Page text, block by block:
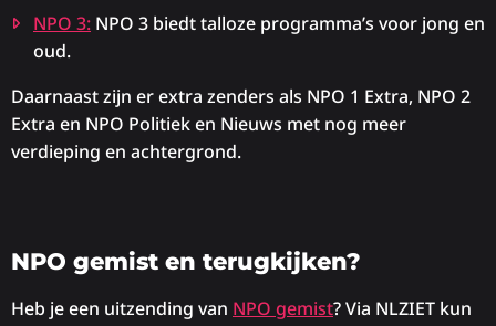
NPO 3: NPO 3 biedt talloze programma’s voor jong en
oud.
Daarnaast zijn er extra zenders als NPO 1 Extra, NPO 2
Extra en NPO Politiek en Nieuws met nog meer
verdieping en achtergrond.
NPO gemist en terugkijken?
Heb je een uitzending van NPO gemist? Via NLZIET kun